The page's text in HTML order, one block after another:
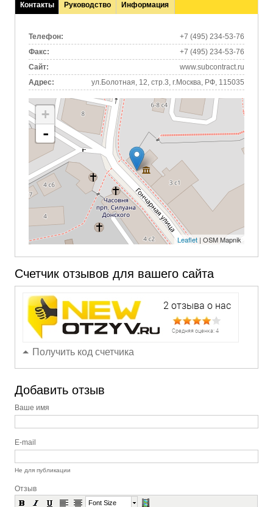
Контакты
(активная
Руководство Информация
Телефон:
+7 (495) 234-53-76
Факс:
+7 (495) 234-53-76
Сайт:
www.subcontract.ru
Адрес:
ул.Болотная, 12, стр.3, г.Москва, РФ, 115035
+
-
Leaflet| OSM Mapnik
Счетчик отзывов для вашего сайта
Получить код счетчика
Добавить отзыв
Ваше имя
E-mail
Не для публикации
Отзыв
Font Size